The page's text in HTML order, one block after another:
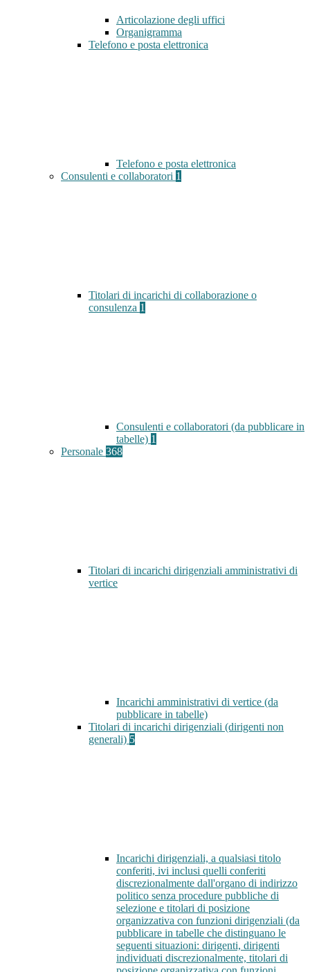
Articolazione degli uffici
Organigramma
Telefono e posta elettronica
Telefono e posta elettronica
Consulenti e collaboratori 1
Titolari di incarichi di collaborazione o
consulenza 1
Consulenti e collaboratori (da pubblicare in
tabelle) 1
Personale 368
Titolari di incarichi dirigenziali amministrativi di
vertice
Incarichi amministrativi di vertice (da
pubblicare in tabelle)
Titolari di incarichi dirigenziali (dirigenti non
generali) 5
Incarichi dirigenziali, a qualsiasi titolo
conferiti, ivi inclusi quelli conferiti
discrezionalmente dall'organo di indirizzo
politico senza procedure pubbliche di
selezione e titolari di posizione
organizzativa con funzioni dirigenziali (da
pubblicare in tabelle che distinguano le
seguenti situazioni: dirigenti, dirigenti
individuati discrezionalmente, titolari di